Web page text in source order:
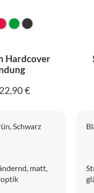
Hardcover
€
Schwarz
matt,